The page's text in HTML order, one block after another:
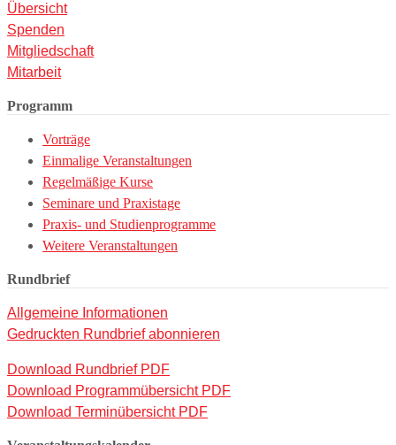
Übersicht
Spenden
Mitgliedschaft
Mitarbeit
Programm
Vorträge
Einmalige Veranstaltungen
Regelmäßige Kurse
Seminare und Praxistage
Praxis- und Studienprogramme
Weitere Veranstaltungen
Rundbrief
Allgemeine Informationen
Gedruckten Rundbrief abonnieren
Download Rundbrief PDF
Download Programmübersicht PDF
Download Terminübersicht PDF